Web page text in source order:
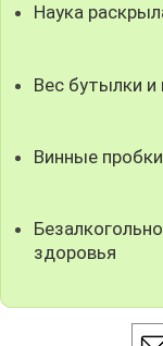
Наука
Вес бутылки и
Винные
здоровья